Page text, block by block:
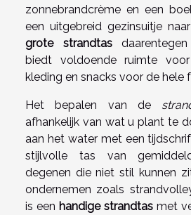
zonnebrandcrème en een
een uitgebreid gezinsuitje
grote strandtasdaarentegen
biedt voldoende ruimte
kleding en snacks voor de hele
Het bepalen van de
afhankelijk van wat u plant te
aan het water met een
stijlvolle tas van
degenen die niet stil kunnen
ondernemen zoals
is een handige strandtas met